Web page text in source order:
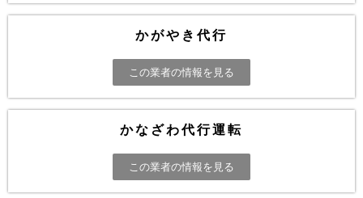
かがやき代行
この業者の情報を見る
かなざわ代行運転
この業者の情報を見る